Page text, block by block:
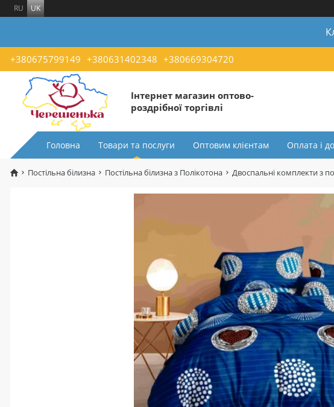
RU UK
+380675799149 +380631402348 +380669304720
Інтернет магазин оптово-
роздрібної торгівлі
Головна Товари та послуги Оптовим клієнтам Оплата і
Постільна білизна Постільна білизна з Полікотона Двоспальні комплекти з